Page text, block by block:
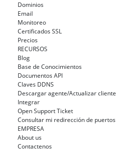
Dominios
Email
Monitoreo
Certificados SSL
Precios
RECURSOS
Blog
Base de Conocimientos
Documentos API
Claves DDNS
Descargar agente/Actualizar cliente
Integrar
Open Support Ticket
Consultar mi redirección de puertos
EMPRESA
About us
Contactenos